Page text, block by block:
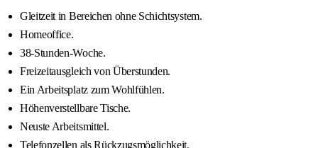
Gleitzeit in Bereichen ohne Schichtsystem.
Homeoffice.
38-Stunden-Woche.
Freizeitausgleich von Überstunden.
Ein Arbeitsplatz zum Wohlfühlen.
Höhenverstellbare Tische.
Neuste Arbeitsmittel.
Telefonzellen als Rückzugsmöglichkeit.